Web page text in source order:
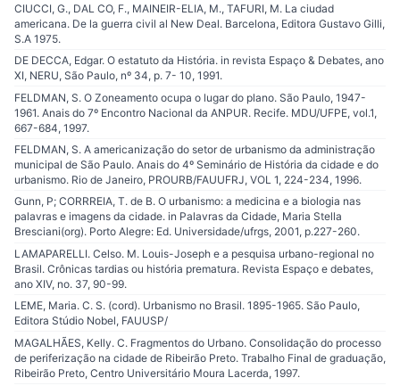
CIUCCI, G., DAL CO, F., MAINEIR-ELIA, M., TAFURI, M. La ciudad
americana. De la guerra civil al New Deal. Barcelona, Editora Gustavo Gilli,
S.A 1975.
DE DECCA, Edgar. O estatuto da História. in revista Espaço & Debates, ano
XI, NERU, São Paulo, nº 34, p. 7- 10, 1991.
FELDMAN, S. O Zoneamento ocupa o lugar do plano. São Paulo, 1947-
1961. Anais do 7º Encontro Nacional da ANPUR. Recife. MDU/UFPE, vol.1,
667-684, 1997.
FELDMAN, S. A americanização do setor de urbanismo da administração
municipal de São Paulo. Anais do 4º Seminário de História da cidade e do
urbanismo. Rio de Janeiro, PROURB/FAUUFRJ, VOL 1, 224-234, 1996.
Gunn, P; CORRREIA, T. de B. O urbanismo: a medicina e a biologia nas
palavras e imagens da cidade. in Palavras da Cidade, Maria Stella
Bresciani(org). Porto Alegre: Ed. Universidade/ufrgs, 2001, p.227-260.
LAMAPARELLI. Celso. M. Louis-Joseph e a pesquisa urbano-regional no
Brasil. Crônicas tardias ou história prematura. Revista Espaço e debates,
ano XIV, no. 37, 90-99.
LEME, Maria. C. S. (cord). Urbanismo no Brasil. 1895-1965. São Paulo,
Editora Stúdio Nobel, FAUUSP/
MAGALHÃES, Kelly. C. Fragmentos do Urbano. Consolidação do processo
de periferização na cidade de Ribeirão Preto. Trabalho Final de graduação,
Ribeirão Preto, Centro Universitário Moura Lacerda, 1997.